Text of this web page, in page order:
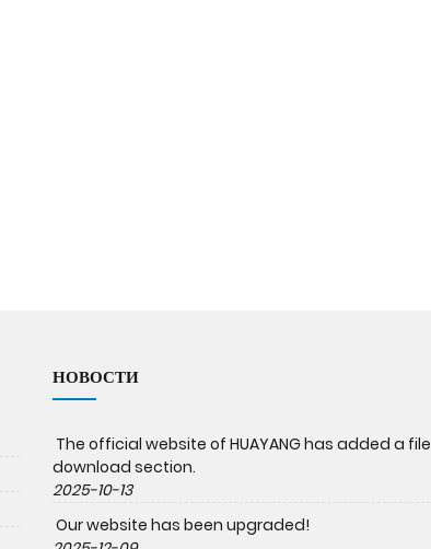
НОВОСТИ
The official website of HUAYANG has added a file
download section.
2025-10-13
Our website has been upgraded!